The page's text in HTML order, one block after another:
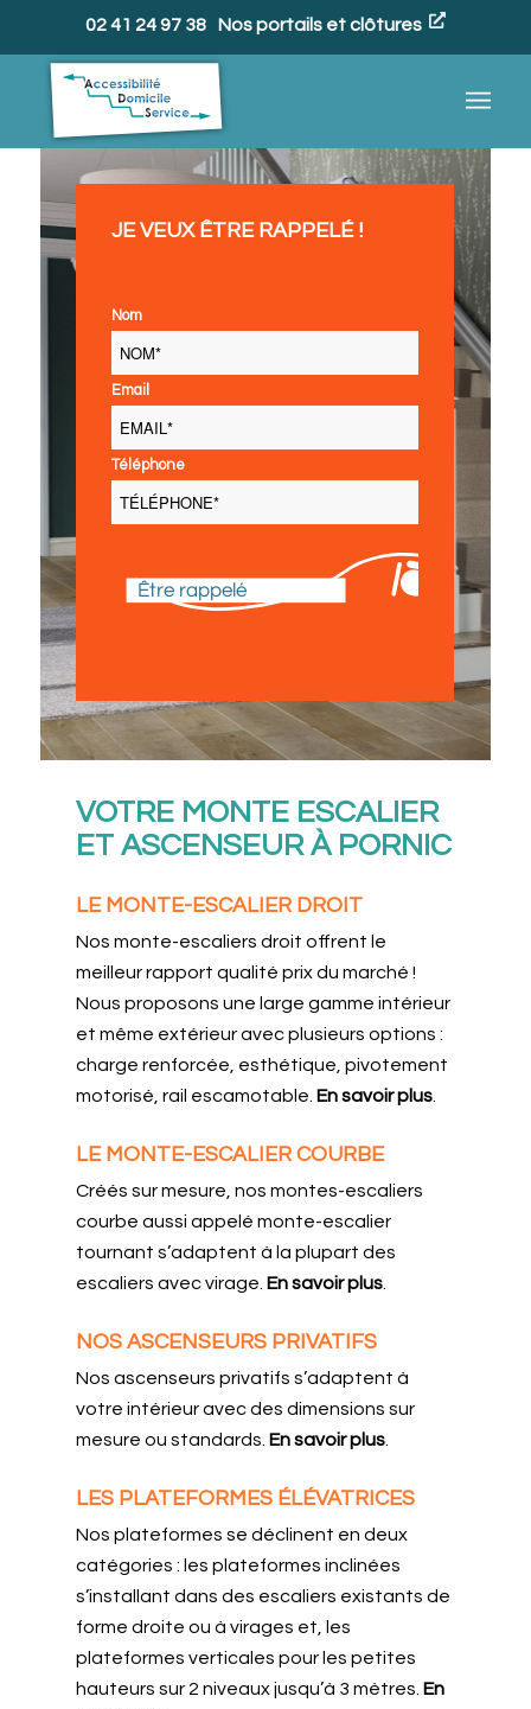
02 41 24 97 38 Nos portails et clôtures
JE VEUX ÊTRE RAPPELÉ !
Nom
Email
Téléphone
Être rappelé
VOTRE MONTE ESCALIER
ET ASCENSEUR À PORNIC
LE MONTE-ESCALIER DROIT
Nos monte-escaliers droit offrent le
meilleur rapport qualité prix du marché !
Nous proposons une large gamme intérieur
et même extérieur avec plusieurs options :
charge renforcée, esthétique, pivotement
motorisé, rail escamotable. En savoir plus.
LE MONTE-ESCALIER COURBE
Créés sur mesure, nos montes-escaliers
courbe aussi appelé monte-escalier
tournant s’adaptent à la plupart des
escaliers avec virage. En savoir plus.
NOS ASCENSEURS PRIVATIFS
Nos ascenseurs privatifs s’adaptent à
votre intérieur avec des dimensions sur
mesure ou standards. En savoir plus.
LES PLATEFORMES ÉLÉVATRICES
Nos plateformes se déclinent en deux
catégories : les plateformes inclinées
s’installant dans des escaliers existants de
forme droite ou à virages et, les
plateformes verticales pour les petites
hauteurs sur 2 niveaux jusqu’à 3 mètres. En